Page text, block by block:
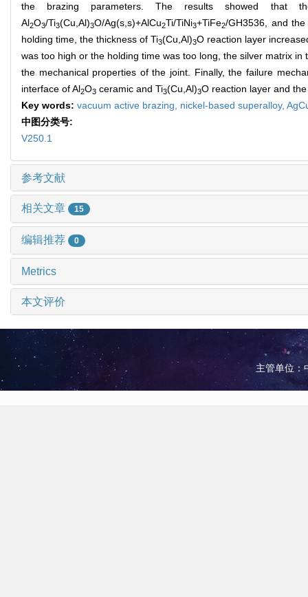
the brazing parameters. The results showed that
Al2O3/Ti3(Cu,Al)3O/Ag(s,s)+AlCu2Ti/TiNi3+TiFe2/GH3536, and
holding time, the thickness of Ti3(Cu,Al)3O reaction layer
was too high or the holding time was too long, the silver matrix
the mechanical properties of the joint. Finally, the failure
interface of Al2O3 ceramic and Ti3(Cu,Al)3O reaction layer and the
Key words: vacuum active brazing, nickel-based superalloy,
中图分类号:
V250.1
参考文献
相关文章 15
编辑推荐 0
Metrics
本文评价
主管单位：